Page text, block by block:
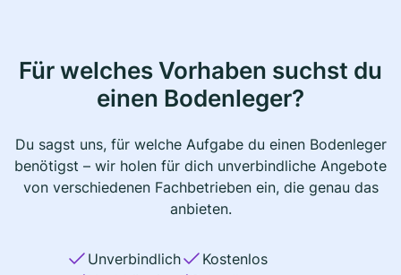
Für welches Vorhaben suchst du
einen Bodenleger?
Du sagst uns, für welche Aufgabe du einen Bodenleger
benötigst – wir holen für dich unverbindliche Angebote
von verschiedenen Fachbetrieben ein, die genau das
anbieten.
Unverbindlich
Kostenlos